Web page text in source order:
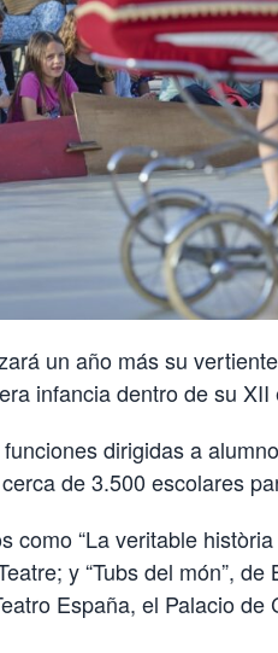
un año más su
infancia dentro de su
dirigidas a
de 3.500 escolares
“La veritable
y “Tubs del món”,
España, el Palacio